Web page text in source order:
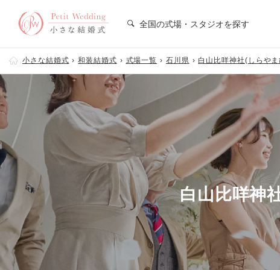
全国の式場・スタジオを探す
小さな結婚式 和装結婚式 式場一覧 石川県 白山比咩神社(しらや
白山比咩神